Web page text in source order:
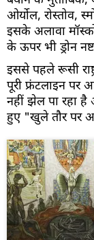
ओर्योल, रोस्तोव,
इसके अलावा मॉस्को
के ऊपर भी ड्रोन
इससे पहले रूसी
पूरी फ्रंटलाइन पर
नहीं झेल पा रहा है
हुए "खुले तौर पर